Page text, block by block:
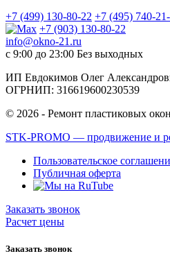
+7 (499) 130-80-22 +7 (495) 740-
+7 (903) 130-80-22
info@okno-21.ru
с 9:00 до 23:00 Без выходных
ИП Евдокимов Олег
ОГРНИП: 316619600230539
© 2026 - Ремонт пластиковых
STK-PROMO — продвижение и
Пользовательское
Публичная оферта
Заказать звонок
Расчет цены
Заказать звонок